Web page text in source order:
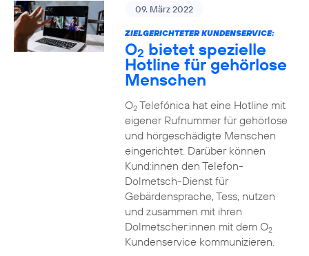
09. März 2022
ZIELGERICHTETER KUNDENSERVICE:
O2 bietet spezielle
Hotline für gehörlose
Menschen
O2Telefónica hat eine Hotline mit
eigener Rufnummer für gehörlose
und hörgeschädigte Menschen
eingerichtet. Darüber können
Kund:innen den Telefon-
Dolmetsch-Dienst für
Gebärdensprache, Tess, nutzen
und zusammen mit ihren
Dolmetscher:innen mit dem O2
Kundenservice kommunizieren.